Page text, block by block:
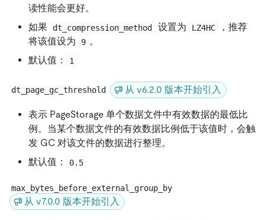
读性能会更好。
如果
dt_compression_method 设置为 LZ4HC
，推荐
将该值设为
9 。
默认值：
1
dt_page_gc_threshold 从 v6.2.0 版本开始引入
表示 PageStorage 单个数据文件中有效数据的最低比
例。当某个数据文件的有效数据比例低于该值时，会触
发 GC 对该文件的数据进行整理。
默认值：
0.5
max_bytes_before_external_group_by
从 v7.0.0 版本开始引入